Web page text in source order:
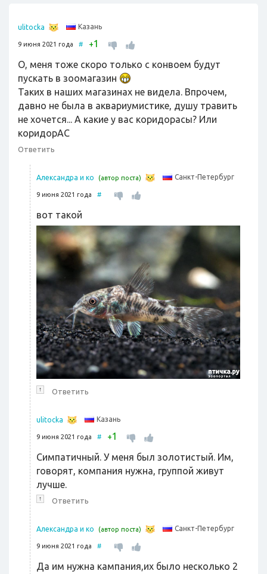
ulitocka Казань
9 июня 2021 года # +1
О, меня тоже скоро только с конвоем будут
пускать в зоомагазин
Таких в наших магазинах не видела. Впрочем,
давно не была в аквариумистике, душу травить
не хочется... А какие у вас коридорасы? Или
коридорАС
Ответить
Александра и ко (автор поста) Санкт-Петербург
9 июня 2021 года #
вот такой
↑ Ответить
ulitocka Казань
9 июня 2021 года # +1
Симпатичный. У меня был золотистый. Им,
говорят, компания нужна, группой живут
лучше.
↑ Ответить
Александра и ко (автор поста) Санкт-Петербург
9 июня 2021 года #
Да им нужна кампания,их было несколько 2